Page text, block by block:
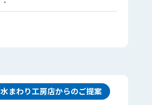
水まわり工房店からのご提案